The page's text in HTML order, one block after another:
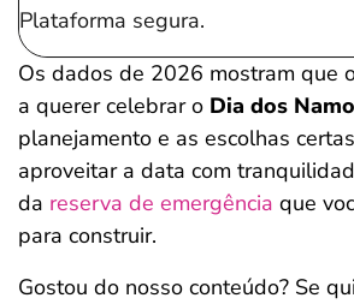
Plataforma segura.
Os dados de 2026 mostram que
a querer celebrar o Dia dos
planejamento e as escolhas
aproveitar a data com
da reserva de emergência que
para construir.
Gostou do nosso conteúdo? Se